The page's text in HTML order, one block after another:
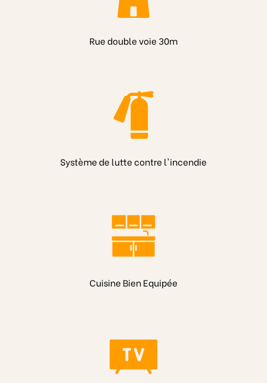
Rue double voie 30m
Système de lutte contre l'incendie
Cuisine Bien Equipée